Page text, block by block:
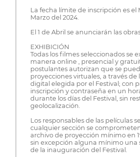
La fecha límite de inscripción es el
Marzo del 2024.
El 1 de Abril se anunciarán las
EXHIBICIÓN
Todas los filmes seleccionados se
manera online , presencial y
postulantes autorizan que se
proyecciones virtuales, a través
digital elegida por el Festival; con
inscripción y contraseña en un
durante los días del Festival, sin
geolocalización.
Los responsables de las películas
cualquier sección se
archivo de proyección mínimo en
sin excepción alguna mínimo una
de la inauguración del Festival.